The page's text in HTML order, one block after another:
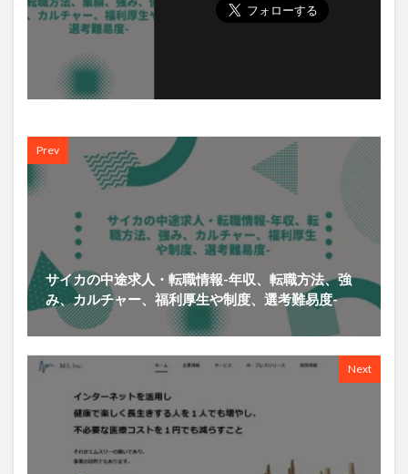
Prev
サイカの中途求人・転職情報-年収、転職方法、強
み、カルチャー、福利厚生や制度、選考難易度-
Next